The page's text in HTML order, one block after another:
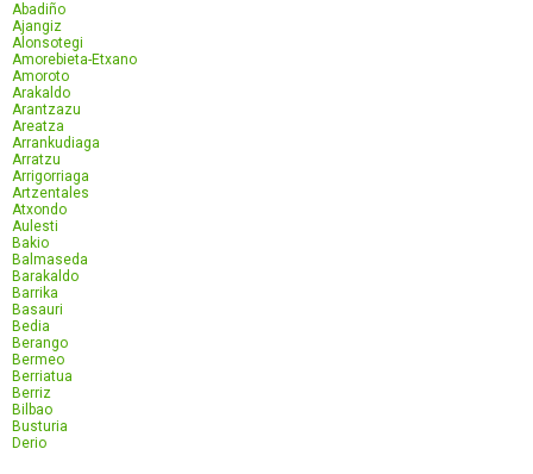
Abadiño
Ajangiz
Alonsotegi
Amorebieta-Etxano
Amoroto
Arakaldo
Arantzazu
Areatza
Arrankudiaga
Arratzu
Arrigorriaga
Artzentales
Atxondo
Aulesti
Bakio
Balmaseda
Barakaldo
Barrika
Basauri
Bedia
Berango
Bermeo
Berriatua
Berriz
Bilbao
Busturia
Derio